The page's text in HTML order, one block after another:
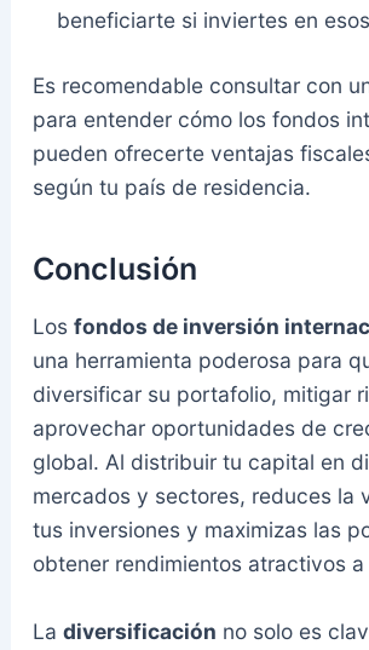
beneficiarte si inviertes en
Es recomendable consultar con
para entender cómo los fondos
pueden ofrecerte ventajas
según tu país de residencia.
Conclusión
Los fondos de inversión
una herramienta poderosa para
diversificar su portafolio, mitigar
aprovechar oportunidades de
global. Al distribuir tu capital en
mercados y sectores, reduces la
tus inversiones y maximizas las
obtener rendimientos atractivos
La diversificación no solo es